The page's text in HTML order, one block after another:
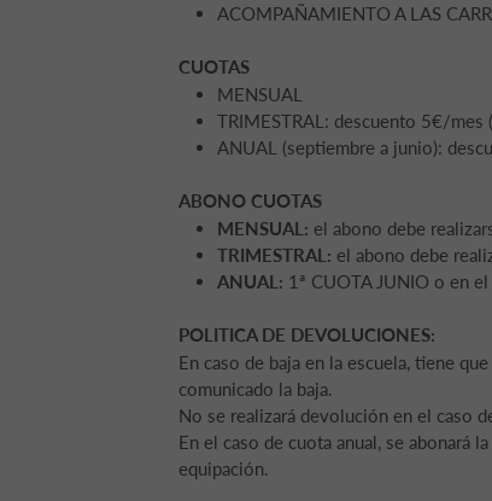
ACOMPAÑAMIENTO A LAS
CUOTAS
MENSUAL
TRIMESTRAL: descuento 5€/mes
ANUAL (septiembre a junio):
ABONO CUOTAS
MENSUAL: el abono debe
TRIMESTRAL: el abono debe
ANUAL: 1ª CUOTA JUNIO o en
POLITICA DE DEVOLUCIONES:
En caso de baja en la escuela, tiene
comunicado la baja.
No se realizará devolución en el caso
En el caso de cuota anual, se abonará
equipación.